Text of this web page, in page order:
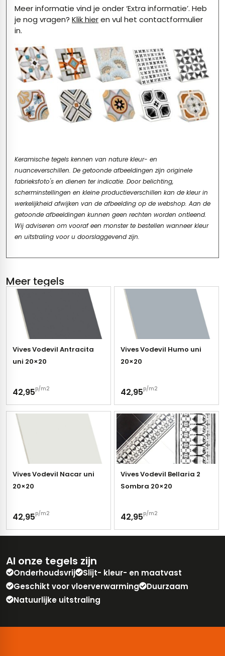
Meer informatie vind je onder ‘Extra informatie’. Heb
je nog vragen? Klik hieren vul het contactformulier
in.
Keramische tegels kennen van nature kleur- en
nuanceverschillen. De getoonde afbeeldingen zijn originele
fabrieksfoto's en dienen ter indicatie. Door belichting,
scherminstellingen en kleine productieverschillen kan de kleur in
werkelijkheid afwijken van de afbeelding op de webshop. Aan de
getoonde afbeeldingen kunnen geen rechten worden ontleend.
Wij adviseren om vooraf een monster te bestellen wanneer kleur
en uitstraling voor u doorslaggevend zijn.
Meer tegels
Vives Vodevil Antracita
uni 20×20
42,95p/m2
Vives Vodevil Humo uni
20×20
42,95p/m2
Vives Vodevil Nacar uni
20×20
42,95p/m2
Vives Vodevil Bellaria 2
Sombra 20×20
42,95p/m2
Al onze tegels zijn
Onderhoudsvrij
Slijt- kleur- en maatvast
Geschikt voor vloerverwarming
Duurzaam
Natuurlijke uitstraling